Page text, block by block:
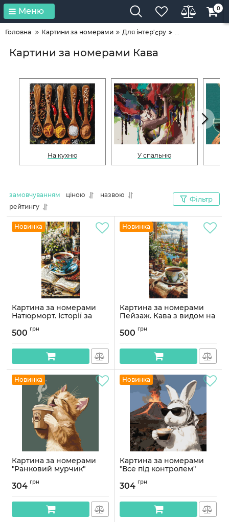
Меню 0
Головна Картини за номерами Для інтер'єру ...
Картини за номерами Кава
На кухню У спальню
замовчуванням ціною
назвою
рейтингу
Фільтр
Новинка
Картина за номерами
Натюрморт. Історії за
Орігамі LW 5237
Артикул:LW5237
500 грн
Новинка
Картина за номерами
Пейзаж. Кава з видом на
© 40*80 см Орігамі LW
Артикул:LW5239
500 грн
Новинка
Картина за номерами
"Ранковий мурчик"
AC 40х40 см
Артикул:11737-AC
304 грн
Новинка
Картина за номерами
"Все під контролем"
AC 40х40 см
Артикул:11731-AC
304 грн